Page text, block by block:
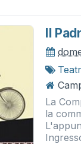
Il
La
la